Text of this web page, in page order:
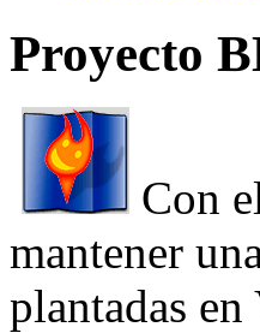
Proyecto
Con
mantener
plantadas en